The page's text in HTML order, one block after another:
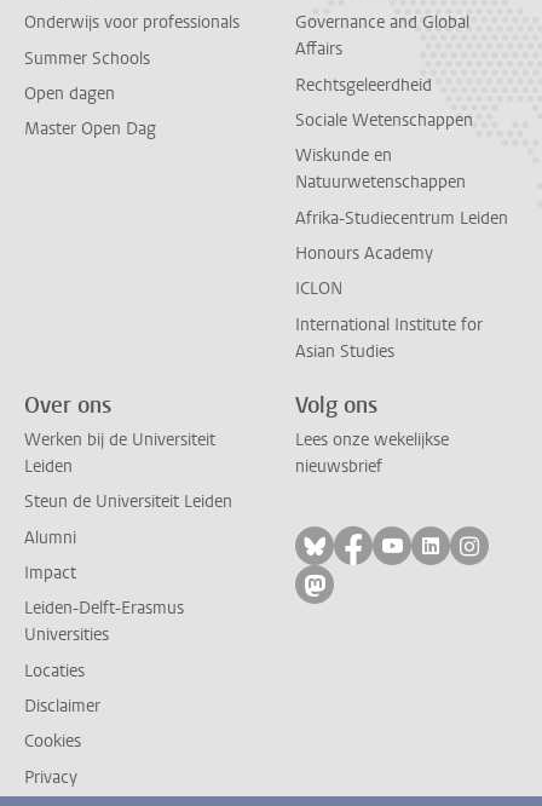
Onderwijs voor professionals
Summer Schools
Open dagen
Master Open Dag
Governance and Global
Affairs
Rechtsgeleerdheid
Sociale Wetenschappen
Wiskunde en
Natuurwetenschappen
Afrika-Studiecentrum Leiden
Honours Academy
ICLON
International Institute for
Asian Studies
Over ons
Werken bij de Universiteit
Leiden
Steun de Universiteit Leiden
Alumni
Impact
Leiden-Delft-Erasmus
Universities
Locaties
Disclaimer
Cookies
Privacy
Volg ons
Lees onze wekelijkse
nieuwsbrief
Volg ons op bluesky
Volg ons op
Volg ons op
Volg ons
Volg
Volg ons op mastodon